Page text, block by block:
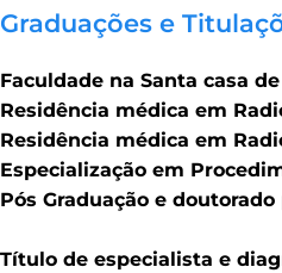
Graduações e
Faculdade na Santa casa de
Residência médica em
Residência médica em
Especialização em
Pós Graduação e
Título de especialista e